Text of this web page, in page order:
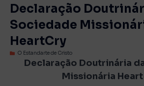
Declaração
Sociedade
HeartCry
O Estandarte de Cristo
Declaração Doutrinária
Missionária Heart